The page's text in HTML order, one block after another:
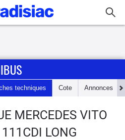
techniques Cote Annonces
MERCEDES VITO
LONG